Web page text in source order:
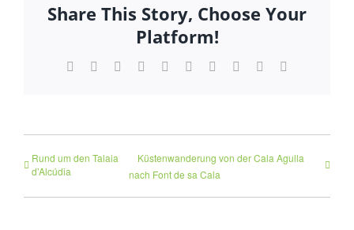
Share This Story, Choose Your
Platform!
Facebook
TwitterReddit LinkedInWhatsApp
TumblrPinterest Xing
Rund um den Talaia
d’Alcúdia
Küstenwanderung von der Cala Agulla
nach Font de sa Cala